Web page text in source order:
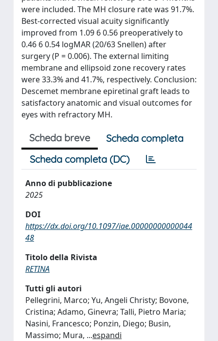
were included. The MH closure rate was 91.7%.
Best-corrected visual acuity significantly
improved from 1.09 6 0.56 preoperatively to
0.46 6 0.54 logMAR (20/63 Snellen) after
surgery (P = 0.006). The external limiting
membrane and ellipsoid zone recovery rates
were 33.3% and 41.7%, respectively. Conclusion:
Descemet membrane epiretinal graft leads to
satisfactory anatomic and visual outcomes for
eyes with refractory MH.
Scheda breve
Scheda completa
Scheda completa (DC)
Anno di pubblicazione
2025
DOI
https://dx.doi.org/10.1097/iae.00000000000044
48
Titolo della Rivista
RETINA
Tutti gli autori
Pellegrini, Marco; Yu, Angeli Christy; Bovone,
Cristina; Adamo, Ginevra; Talli, Pietro Maria;
Nasini, Francesco; Ponzin, Diego; Busin,
Massimo; Mura, ...espandi